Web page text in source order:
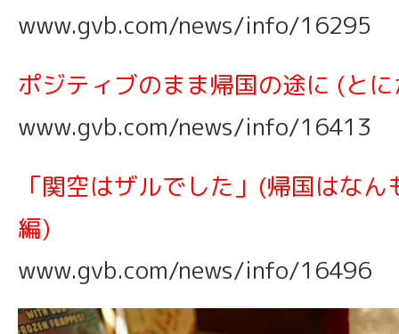
www.gvb.com/news/info/16295
ポジティブのまま帰国の途に (と
www.gvb.com/news/info/16413
「関空はザルでした」(帰国はな
編)
www.gvb.com/news/info/16496